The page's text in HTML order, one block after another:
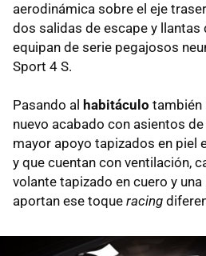
aerodinámica sobre el eje
dos salidas de escape y llantas
equipan de serie pegajosos
Sport 4 S.
Pasando al habitáculo también
nuevo acabado con asientos
mayor apoyo tapizados en piel
y que cuentan con ventilación,
volante tapizado en cuero y
aportan ese toque racing